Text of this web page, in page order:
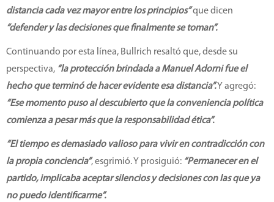
distancia cada vez mayor entre los principios”que dicen
“defender y las decisiones que finalmente se toman”.
Continuando por esta línea, Bullrich resaltó que, desde su
perspectiva, “la protección brindada a Manuel Adorni fue el
hecho que terminó de hacer evidente esa distancia”.Y agregó:
“Ese momento puso al descubierto que la conveniencia política
comienza a pesar más que la responsabilidad ética”.
“El tiempo es demasiado valioso para vivir en contradicción con
la propia conciencia”, esgrimió. Y prosiguió: “Permanecer en el
partido, implicaba aceptar silencios y decisiones con las que ya
no puedo identificarme”.